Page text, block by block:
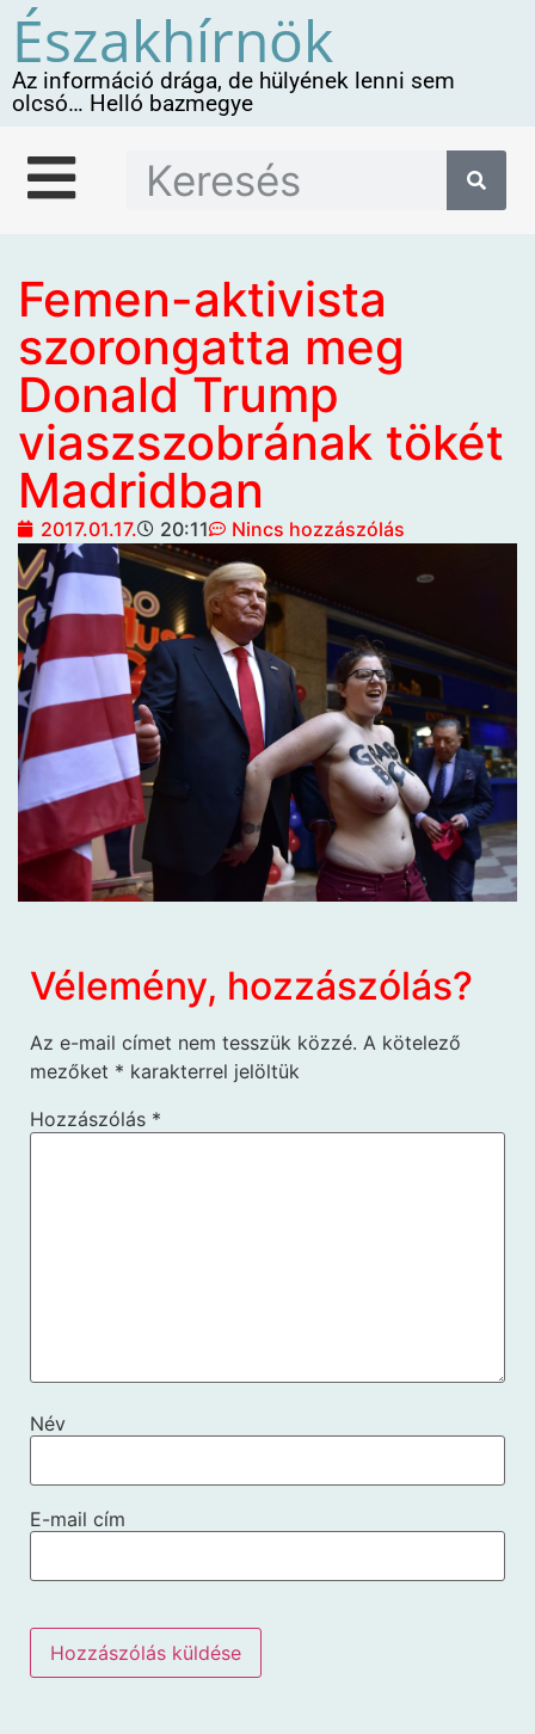
Északhírnök
Az információ drága, de hülyének lenni sem
olcsó… Helló bazmegye
Femen-aktivista
szorongatta meg
Donald Trump
viaszszobrának tökét
Madridban
2017.01.17. 20:11 Nincs hozzászólás
Vélemény, hozzászólás?
Az e-mail címet nem tesszük közzé. A kötelező
mezőket * karakterrel jelöltük
Hozzászólás *
Név
E-mail cím